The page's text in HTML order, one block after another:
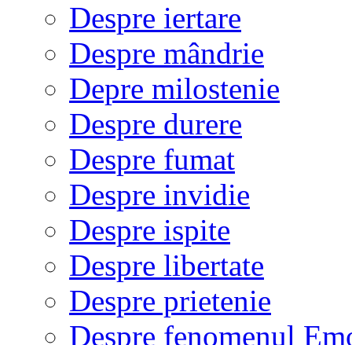
Despre iertare
Despre mândrie
Depre milostenie
Despre durere
Despre fumat
Despre invidie
Despre ispite
Despre libertate
Despre prietenie
Despre fenomenul